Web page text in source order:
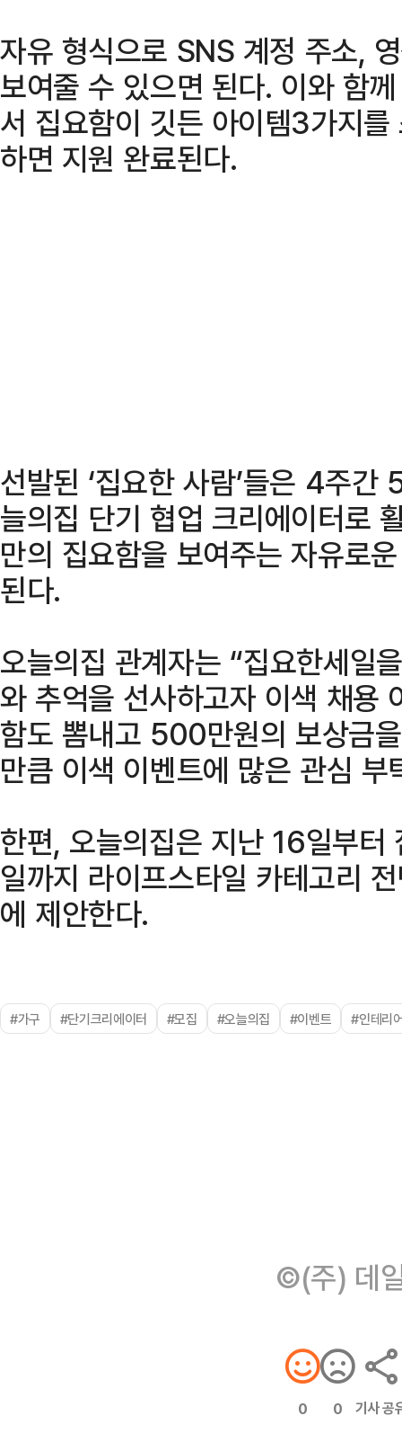
자유 형식으로 SNS 계정 주소,
보여줄 수 있으면 된다. 이와 함
서 집요함이 깃든 아이템3가지
하면 지원 완료된다.
선발된 ‘집요한 사람’들은 4주
늘의집 단기 협업 크리에이터로
만의 집요함을 보여주는 자유로
된다.
오늘의집 관계자는 “집요한세일
와 추억을 선사하고자 이색 채용
함도 뽐내고 500만원의 보상금
만큼 이색 이벤트에 많은 관심 부
한편, 오늘의집은 지난 16일부
일까지 라이프스타일 카테고리
에 제안한다.
#가구 #단기크리에이터 #모집 #오늘의집 #이벤트 #인테리
©(주) 데
0 0 기사 공